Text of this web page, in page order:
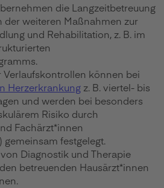
die Langzeitbetreuung
der weiteren Maßnahmen zur
und Rehabilitation, z. B. im
Verlaufskontrollen können bei
Herzerkrankung z. B. viertel- bis
und werden bei besonders
Risiko durch
Fachärzt*innen
festgelegt.
Diagnostik und Therapie
betreuenden Hausärzt*innen